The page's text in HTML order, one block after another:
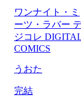
ワンナイト・ミ
ーツ・ラバー
ジコレ
COMICS
うおた
完結